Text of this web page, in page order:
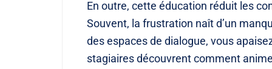
En outre, cette éducation réduit les
Souvent, la frustration naît d’un
des espaces de dialogue, vous
stagiaires découvrent comment